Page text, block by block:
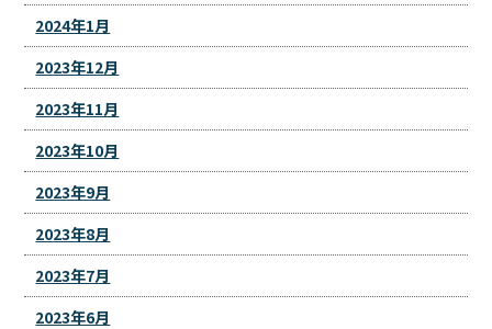
2024年1月
2023年12月
2023年11月
2023年10月
2023年9月
2023年8月
2023年7月
2023年6月